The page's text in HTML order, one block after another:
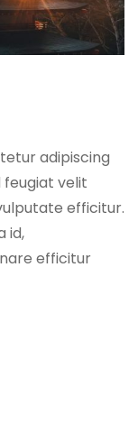
adipiscing
feugiat velit
efficitur.
id,
efficitur